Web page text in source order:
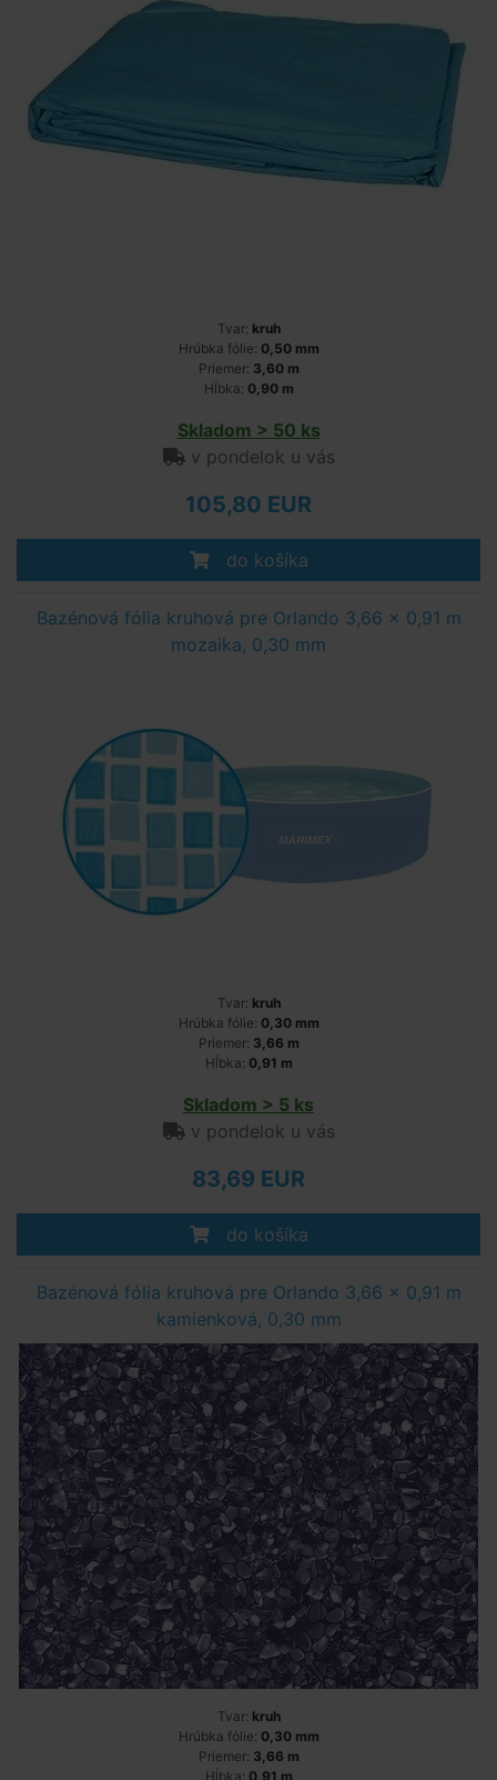
Tvar: kruh
Hrúbka fólie: 0,50 mm
Priemer: 3,60 m
Hĺbka: 0,90 m
Skladom > 50 ks
v pondelok u vás
105,80 EUR
do košíka
Bazénová fólia kruhová pre Orlando 3,66 x 0,91 m
mozaika, 0,30 mm
Tvar: kruh
Hrúbka fólie: 0,30 mm
Priemer: 3,66 m
Hĺbka: 0,91 m
Skladom > 5 ks
v pondelok u vás
83,69 EUR
do košíka
Bazénová fólia kruhová pre Orlando 3,66 x 0,91 m
kamienková, 0,30 mm
Tvar: kruh
Hrúbka fólie: 0,30 mm
Priemer: 3,66 m
Hĺbka: 0,91 m